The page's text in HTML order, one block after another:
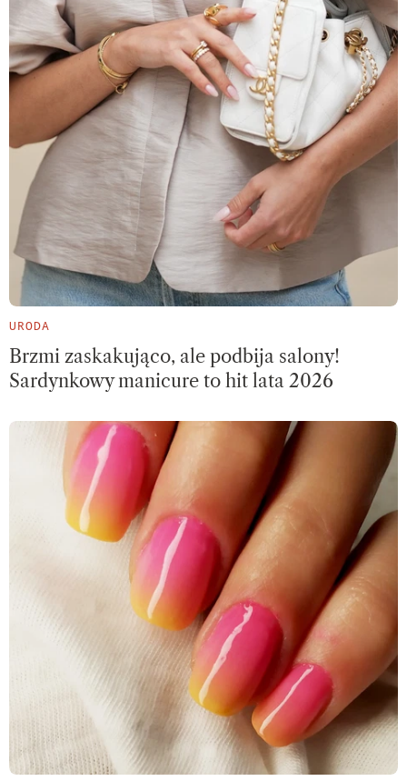
URODA
Brzmi zaskakująco, ale podbija salony!
Sardynkowy manicure to hit lata 2026